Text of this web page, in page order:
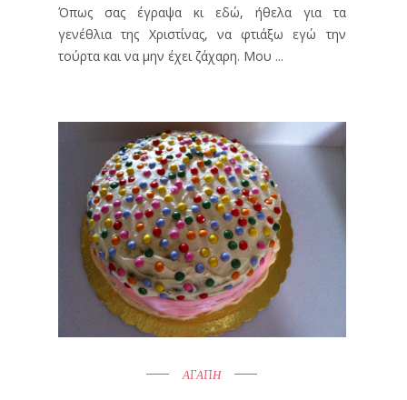
Όπως σας έγραψα κι εδώ, ήθελα για τα
γενέθλια της Χριστίνας, να φτιάξω εγώ την
τούρτα και να μην έχει ζάχαρη. Μου ...
ΑΓΑΠΗ